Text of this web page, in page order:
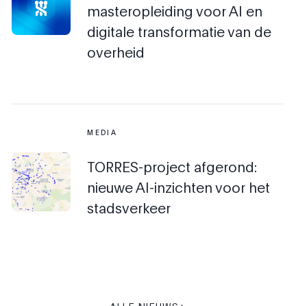
masteropleiding voor AI en
digitale transformatie van de
overheid
MEDIA
TORRES-project afgerond:
nieuwe AI-inzichten voor het
stadsverkeer